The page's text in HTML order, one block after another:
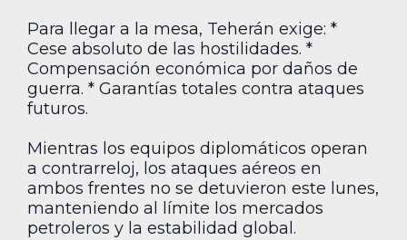
Para llegar a la mesa, Teherán exige: *
Cese absoluto de las hostilidades. *
Compensación económica por daños de
guerra. * Garantías totales contra ataques
futuros.
Mientras los equipos diplomáticos operan
a contrarreloj, los ataques aéreos en
ambos frentes no se detuvieron este lunes,
manteniendo al límite los mercados
petroleros y la estabilidad global.